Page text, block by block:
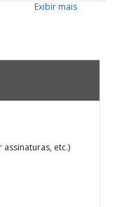
Exibir mais
etc.)